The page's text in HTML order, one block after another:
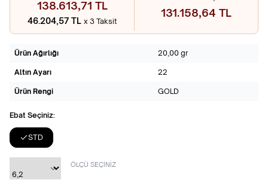
138.613,71 TL
46.204,57 TL x 3 Taksit
131.158,64 TL
Ürün Ağırlığı 20,00 gr
Altın Ayarı 22
Ürün Rengi GOLD
Ebat Seçiniz:
STD
ÖLÇÜ SEÇİNİZ